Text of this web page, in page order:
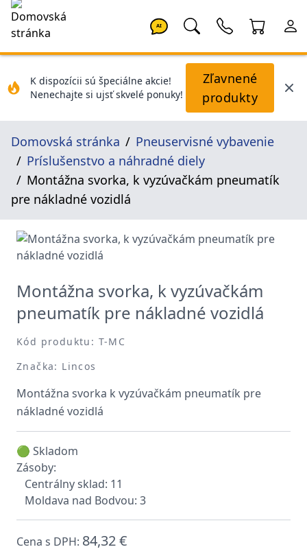
AI
K dispozícii sú špeciálne akcie!
Nenechajte si ujsť skvelé ponuky!
Zľavnené
produkty
Domovská stránka
Pneuservisné vybavenie
Príslušenstvo a náhradné diely
Montážna svorka, k vyzúvačkám pneumatík
pre nákladné vozidlá
Montážna svorka, k vyzúvačkám
pneumatík pre nákladné vozidlá
Kód produktu: T-MC
Značka: Lincos
Montážna svorka k vyzúvačkám pneumatík pre
nákladné vozidlá
🟢 Skladom
Zásoby:
Centrálny sklad: 11
Moldava nad Bodvou: 3
Cena s DPH: 84,32 €